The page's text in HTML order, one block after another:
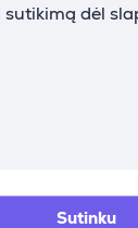
dėl
Sutinku